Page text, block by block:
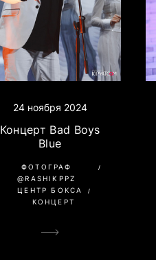
24 ноября 2024
Концерт Bad Boys
Blue
ФОТОГРАФ
@RASHIKPPZ
ЦЕНТР БОКСА
КОНЦЕРТ